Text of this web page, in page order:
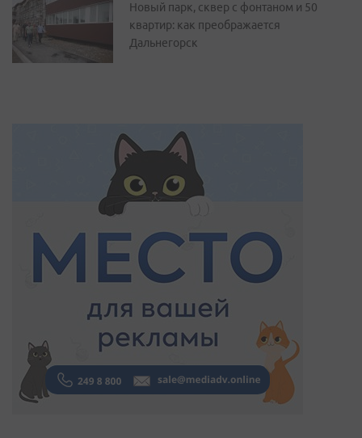
Новый парк, сквер с фонтаном и 50
квартир: как преображается
Дальнегорск